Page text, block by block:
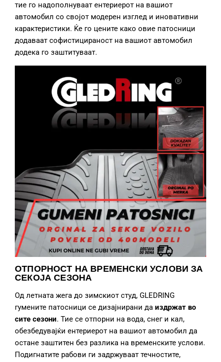
тие го надополнуваат ентериерот на вашиот
автомобил со својот модерен изглед и иновативни
карактеристики. Ќе го цените како овие патосници
додаваат софистицираност на вашиот автомобил
додека го заштитуваат.
ОТПОРНОСТ НА ВРЕМЕНСКИ УСЛОВИ ЗА
СЕКОЈА СЕЗОНА
Од летната жега до зимскиот студ, GLEDRING
гумените патосници се дизајнирани да издржат во
сите сезони. Тие се отпорни на вода, снег и кал,
обезбедувајќи ентериерот на вашиот автомобил да
остане заштитен без разлика на временските услови.
Подигнатите рабови ги задржуваат течностите,